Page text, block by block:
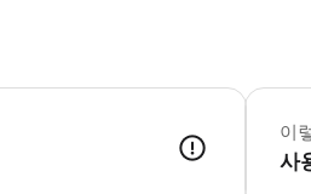
슬로베
이
사